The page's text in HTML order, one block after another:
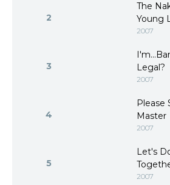
2
The
Young
2007
3
Legal?
2007
4
Please
Master
2007
5
Let's
2007